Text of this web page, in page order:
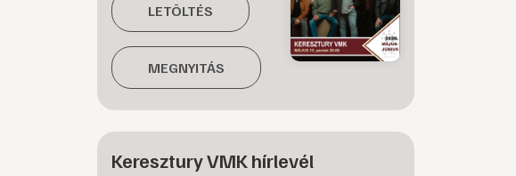
LETÖLTÉS
MEGNYITÁS
Keresztury VMK hírlevél